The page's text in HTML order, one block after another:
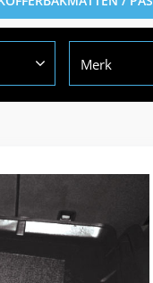
Merk